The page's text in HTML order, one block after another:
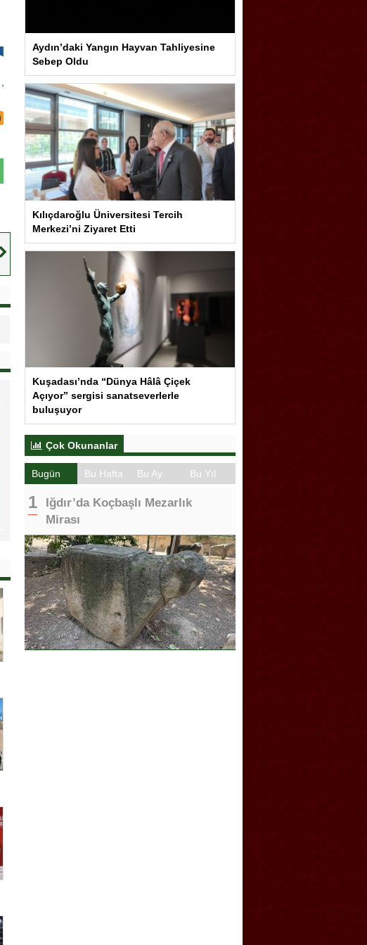
Aydın’daki Yangın Hayvan Tahliyesine
Sebep Oldu
Kılıçdaroğlu Üniversitesi Tercih
Merkezi’ni Ziyaret Etti
Kuşadası’nda “Dünya Hâlâ Çiçek
Açıyor” sergisi sanatseverlerle
buluşuyor
Çok Okunanlar
Bugün Bu Hafta Bu Ay Bu Yıl
Iğdır’da Koçbaşlı Mezarlık
Mirası